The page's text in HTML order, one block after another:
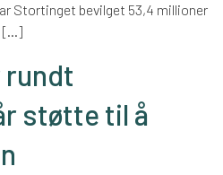
Stortinget bevilget 53,4 millioner
[…]
rundt
støtte til å